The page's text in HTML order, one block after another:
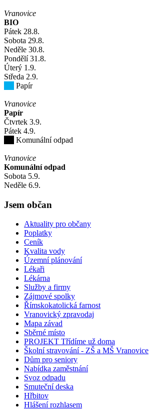
Vranovice
BIO
Pátek 28.8.
Sobota 29.8.
Neděle 30.8.
Pondělí31 .8.
Úterý 1 .9.
Středa 2.9.
Papír
Vranovice
Papír
Čtvrtek 3.9.
Pátek 4.9.
Komunální odpad
Vranovice
Komunální odpad
Sobota 5.9.
Neděle 6.9.
Jsem občan
Aktuality pro občany
Poplatky
Ceník
Kvalita vody
Územní plánování
Lékaři
Lékárna
Služby a firmy
Zájmové spolky
Římskokatolická farnost
Vranovický zpravodaj
Mapa závad
Sběrné místo
PROJEKT Třídíme už doma
Školní stravování - ZŠ a MŠ Vranovice
Dům pro seniory
Nabídka zaměstnání
Svoz odpadu
Smuteční deska
Hřbitov
Hlášení rozhlasem